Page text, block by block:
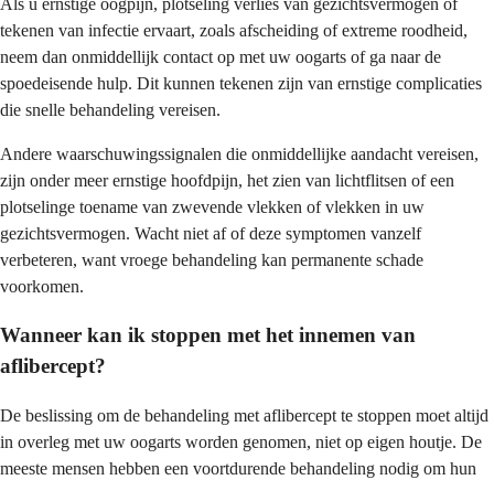
tekenen van infectie ervaart, zoals afscheiding of extreme roodheid,
neem dan onmiddellijk contact op met uw oogarts of ga naar de
spoedeisende hulp. Dit kunnen tekenen zijn van ernstige complicaties
die snelle behandeling vereisen.
Andere waarschuwingssignalen die onmiddellijke aandacht vereisen,
zijn onder meer ernstige hoofdpijn, het zien van lichtflitsen of een
plotselinge toename van zwevende vlekken of vlekken in uw
gezichtsvermogen. Wacht niet af of deze symptomen vanzelf
verbeteren, want vroege behandeling kan permanente schade
voorkomen.
Wanneer kan ik stoppen met het innemen van
aflibercept?
De beslissing om de behandeling met aflibercept te stoppen moet altijd
in overleg met uw oogarts worden genomen, niet op eigen houtje. De
meeste mensen hebben een voortdurende behandeling nodig om hun